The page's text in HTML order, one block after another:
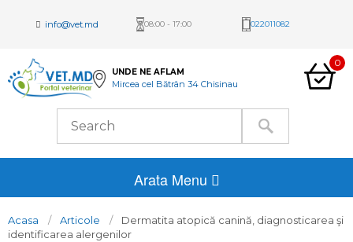
info@vet.md 08:00 - 17:00 022011082
UNDE NE AFLAM
Mircea cel Bătrân 34 Chisinau
0
Arata Menu
Acasa Articole
Dermatita atopică canină, diagnosticarea şi
identificarea alergenilor